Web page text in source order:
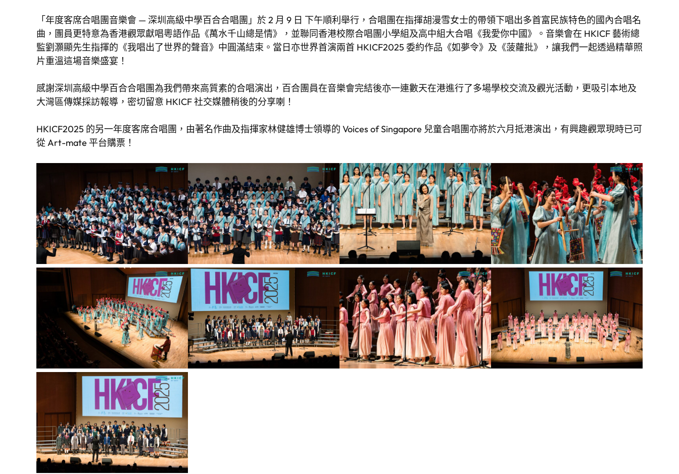
「年度客席合唱團音樂會 — 深圳高級中學百合合唱團」於 2 月 9 日 下午順利舉行，合唱團在指揮胡漫雪女士的帶領下唱出多首富民族特色的國內合唱名
曲，團員更特意為香港觀眾獻唱粵語作品《萬水千山總是情》，並聯同香港校際合唱團小學組及高中組大合唱《我愛你中國》。音樂會在 HKICF 藝術總
監劉灝顯先生指揮的《我唱出了世界的聲音》中圓滿結束。當日亦世界首演兩首 HKICF2025 委約作品《如夢令》及《菠蘿批》，讓我們一起透過精華照
片重溫這場音樂盛宴！
感謝深圳高級中學百合合唱團為我們帶來高質素的合唱演出，百合團員在音樂會完結後亦一連數天在港進行了多場學校交流及觀光活動，更吸引本地及
大灣區傳媒採訪報導，密切留意 HKICF 社交媒體稍後的分享喇！
HKICF2025 的另一年度客席合唱團，由著名作曲及指揮家林健雄博士領導的 Voices of Singapore 兒童合唱團亦將於六月抵港演出，有興趣觀眾現時已可
從 Art-mate 平台購票！